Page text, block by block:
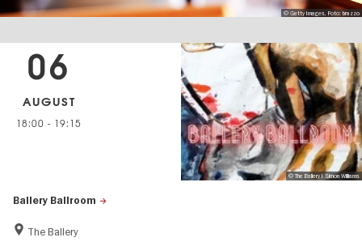
© Getty Images, Foto: brazzo
Ballery Ballroom
The Ballery
06
AUGUST
18:00 - 19:15
© The Ballery I Simon Williams